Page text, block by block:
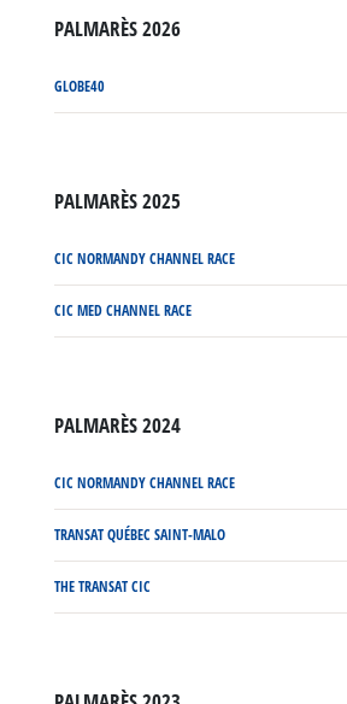
PALMARÈS 2026
GLOBE40
PALMARÈS 2025
CIC NORMANDY CHANNEL RACE
CIC MED CHANNEL RACE
PALMARÈS 2024
CIC NORMANDY CHANNEL RACE
TRANSAT QUÉBEC SAINT-MALO
THE TRANSAT CIC